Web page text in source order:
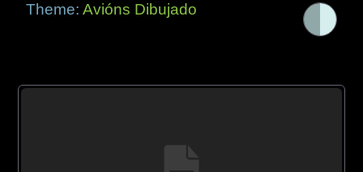
Theme:Avións Dibujado